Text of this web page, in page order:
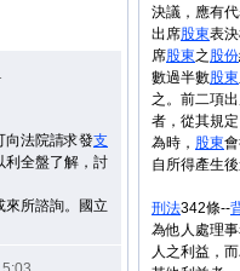
決議，應有
出席股東表
席股東之 股份
數過半數股東
之。前二項
者，從其規
為時， 股東
自所得產生
刑法342條--
為他人處理
人之利益，
向法院請求發支
利全盤了解，討
來所諮詢。國立